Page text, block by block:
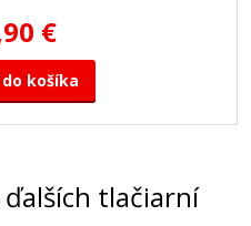
€
košíka
ďalších tlačiarní